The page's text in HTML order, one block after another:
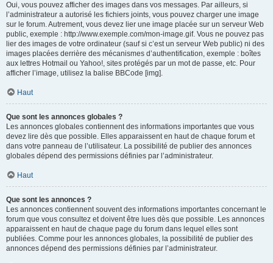
Oui, vous pouvez afficher des images dans vos messages. Par ailleurs, si
l’administrateur a autorisé les fichiers joints, vous pouvez charger une image
sur le forum. Autrement, vous devez lier une image placée sur un serveur Web
public, exemple : http://www.exemple.com/mon-image.gif. Vous ne pouvez pas
lier des images de votre ordinateur (sauf si c’est un serveur Web public) ni des
images placées derrière des mécanismes d’authentification, exemple : boîtes
aux lettres Hotmail ou Yahoo!, sites protégés par un mot de passe, etc. Pour
afficher l’image, utilisez la balise BBCode [img].
Haut
Que sont les annonces globales ?
Les annonces globales contiennent des informations importantes que vous
devez lire dès que possible. Elles apparaissent en haut de chaque forum et
dans votre panneau de l’utilisateur. La possibilité de publier des annonces
globales dépend des permissions définies par l’administrateur.
Haut
Que sont les annonces ?
Les annonces contiennent souvent des informations importantes concernant le
forum que vous consultez et doivent être lues dès que possible. Les annonces
apparaissent en haut de chaque page du forum dans lequel elles sont
publiées. Comme pour les annonces globales, la possibilité de publier des
annonces dépend des permissions définies par l’administrateur.